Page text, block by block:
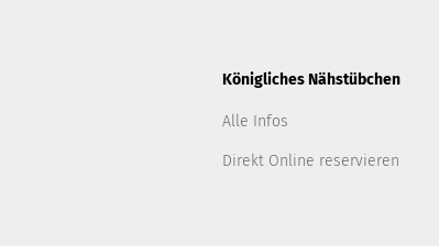
Königliches Nähstübchen
Alle Infos
Direkt Online reservieren